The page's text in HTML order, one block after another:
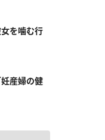
を噛む行
産婦の健